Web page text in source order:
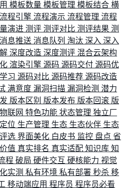
模板数量 模板管理 模板结合 横
流程引擎 流程演示 流程管理 流程
演进 测评 测评对比 测评结果 测
消息推送 消息队列 淘汰 深入 深入
深度改造 深度测评 混合云架构
渲染引擎 源码 源码交付 源码优
习 源码对比 源码推荐 源码改造
满意度 漏洞扫描 漏洞检测 潜力
版本区别 版本发布 版本回滚 版
物联网 特色功能 状态管理 独立厂
位 生产管理 生态 生态伙伴 生态
选 界面美化 白皮书 监控 盘点 省
值 真实排名 真实适配 知识库 知
程 破局 硬件交互 硬核能力 视觉
实测 私有环境 私有部署 秒杀 移
移动端应用 程序员 程序员必看